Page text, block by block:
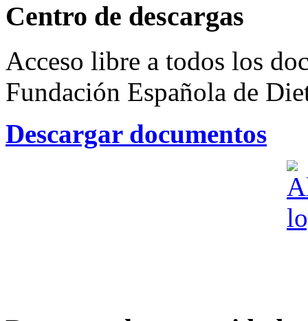
Centro de descargas
Acceso libre a todos los
Fundación Española de
Descargar documentos